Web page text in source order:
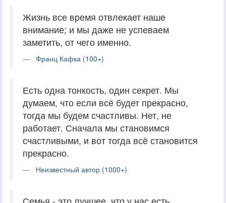
Жизнь все время отвлекает наше
внимание; и мы даже не успеваем
заметить, от чего именно.
Франц Кафка (100+)
Есть одна тонкость, один секрет. Мы
думаем, что если всё будет прекрасно,
тогда мы будем счастливы. Нет, не
работает. Сначала мы становимся
счастливыми, и вот тогда всё становится
прекрасно.
Неизвестный автор (1000+)